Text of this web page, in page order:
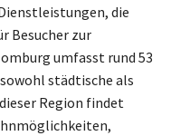
die
Besucher zur
umfasst rund 53
städtische als
Region findet